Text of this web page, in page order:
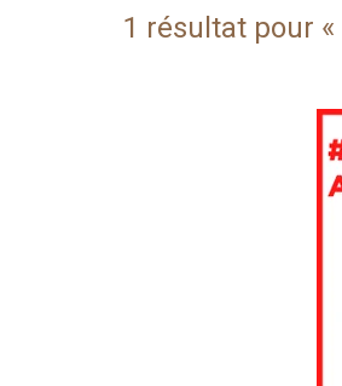
1 résultat pour «